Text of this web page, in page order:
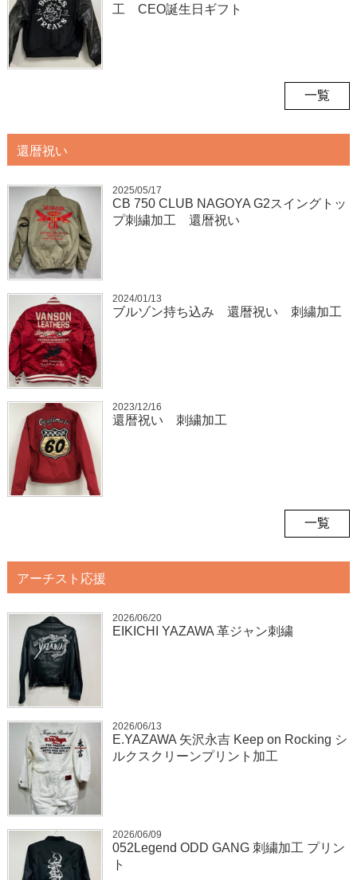
工 CEO誕生日ギフト
一覧
還暦祝い
2025/05/17
CB 750 CLUB NAGOYA G2スイングトッ
プ刺繍加工 還暦祝い
2024/01/13
ブルゾン持ち込み 還暦祝い 刺繍加工
2023/12/16
還暦祝い 刺繍加工
一覧
アーチスト応援
2026/06/20
EIKICHI YAZAWA 革ジャン刺繍
2026/06/13
E.YAZAWA 矢沢永吉 Keep on Rocking シ
ルクスクリーンプリント加工
2026/06/09
052Legend ODD GANG 刺繍加工 プリン
ト